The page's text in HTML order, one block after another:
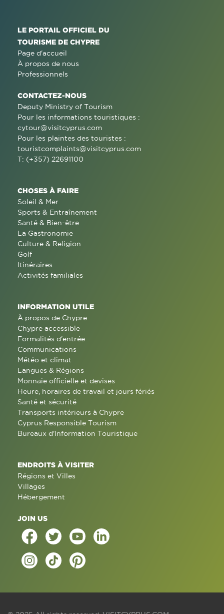
LE PORTAIL OFFICIEL DU
TOURISME DE CHYPRE
Page d'accueil
À propos de nous
Professionnels
CONTACTEZ-NOUS
Deputy Ministry of Tourism
Pour les informations touristiques :
cytour@visitcyprus.com
Pour les plaintes des touristes :
touristcomplaints@visitcyprus.com
T: (+357) 22691100
CHOSES À FAIRE
Soleil & Mer
Sports & Entraînement
Santé & Bien-être
La Gastronomie
Culture & Religion
Golf
Itinéraires
Activités familiales
INFORMATION UTILE
À propos de Chypre
Chypre accessible
Formalités d'entrée
Communications
Météo et climat
Langues & Régions
Monnaie officielle et devises
Heure, horaires de travail et jours fériés
Santé et sécurité
Transports intérieurs à Chypre
Cyprus Responsible Tourism
Bureaux d'Information Touristique
ENDROITS À VISITER
Régions et Villes
Villages
Hébergement
JOIN US